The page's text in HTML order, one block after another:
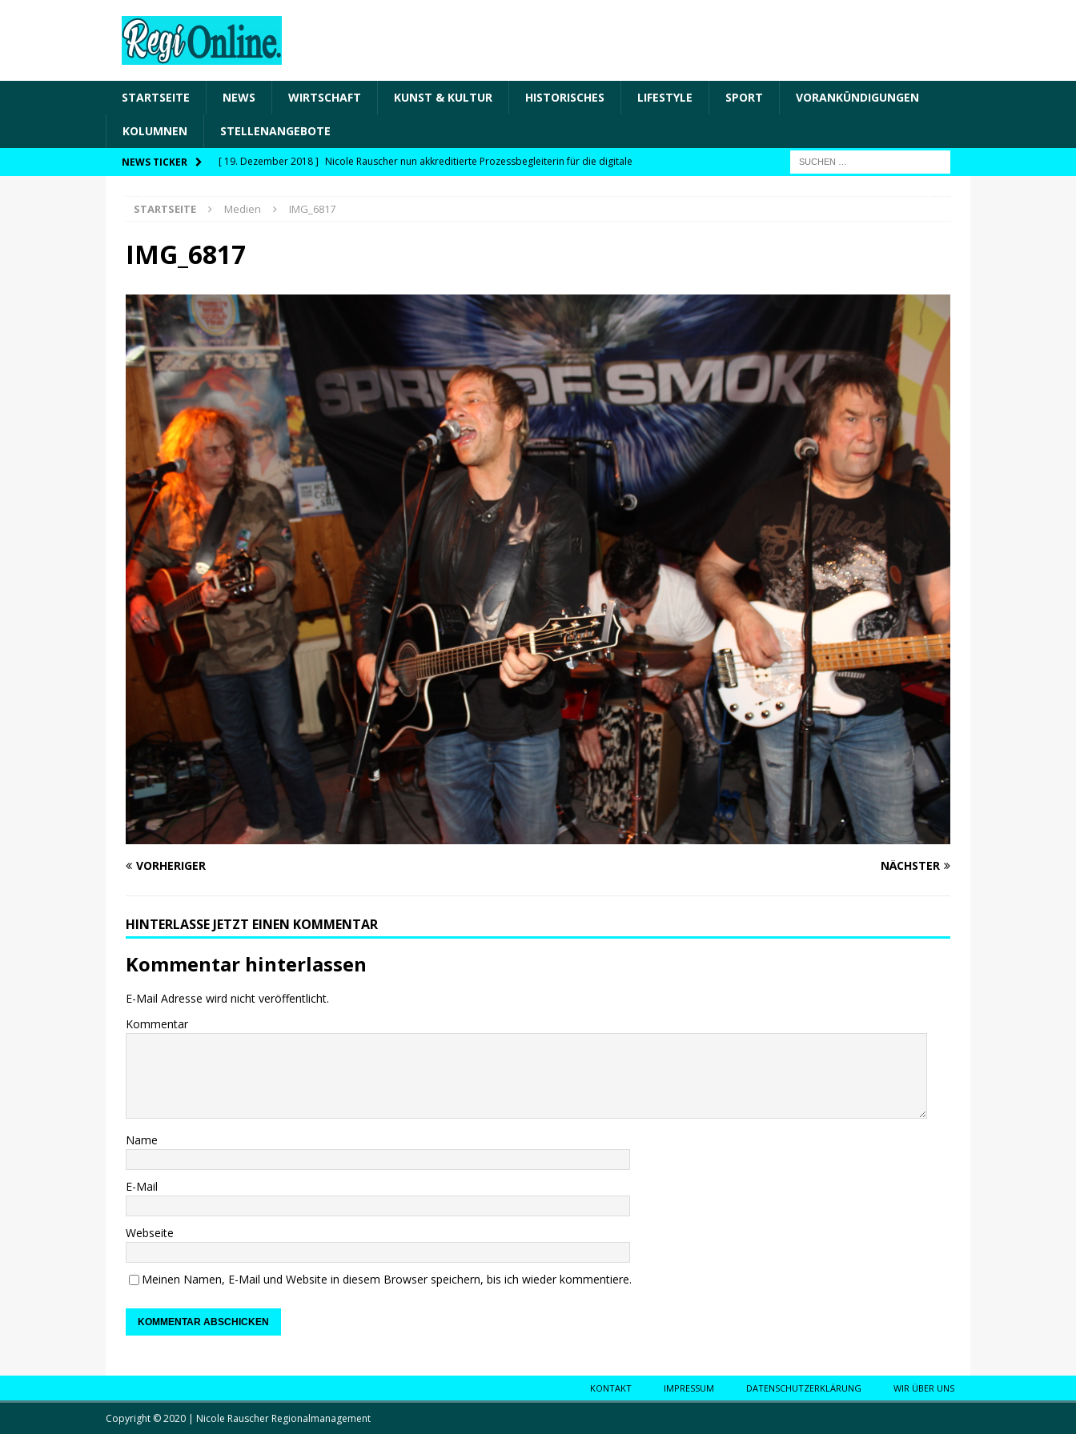
STARTSEITE NEWS WIRTSCHAFT KUNST & KULTUR HISTORISCHES LIFESTYLE SPORT VORANKÜNDIGUNGEN
KOLUMNEN STELLENANGEBOTE
NEWS TICKER [ 19. Dezember 2018 ] Nicole Rauscher nun akkreditierte Prozessbegleiterin für die digitale
WIRTSCHAFT
[ 19. Dezember 2018 ]
förderfähige Handlungsfelder für KMU
WIRTSCHAFT
[ 8. April 2021 ]
FDP Schwaben möchte Einzelhandel bei Digitalisierung unterstützen
NEWS
[ 30. Dezember 2020 ]
FDP will digitale Lösungen für den Einzelhandel Lindauer Zeitung –
29.12.2020
NEWS
[ 24. Dezember 2020 ]
Selbständigen und freien Mitarbeitern mehr Raum geben wegen Corona
WIRTSCHAFT
[ 17. März 2020 ] Nützliche Informationen für Unternehmen die von der Corona-Krise betroffen
sind!
WIRTSCHAFT
[ 17. März 2020 ] Wichtige Informationen über das von der Bundesregierung veröffentlichte
Schutzschild für Beschäftigte und Unternehmen
WIRTSCHAFT
[ 18. Dezember 2019 ] Der Mitarbeiter*in als Kraft für neue Konzepte und Innovationen
WIRTSCHAFT
STARTSEITE Medien IMG_6817
IMG_6817
VORHERIGER NÄCHSTER
HINTERLASSE JETZT EINEN KOMMENTAR
Kommentar hinterlassen
E-Mail Adresse wird nicht veröffentlicht.
Kommentar
Name
E-Mail
Webseite
Meinen Namen, E-Mail und Website in diesem Browser speichern, bis ich wieder kommentiere.
KONTAKT IMPRESSUM DATENSCHUTZERKLÄRUNG WIR ÜBER UNS
Copyright © 2020 | Nicole Rauscher Regionalmanagement